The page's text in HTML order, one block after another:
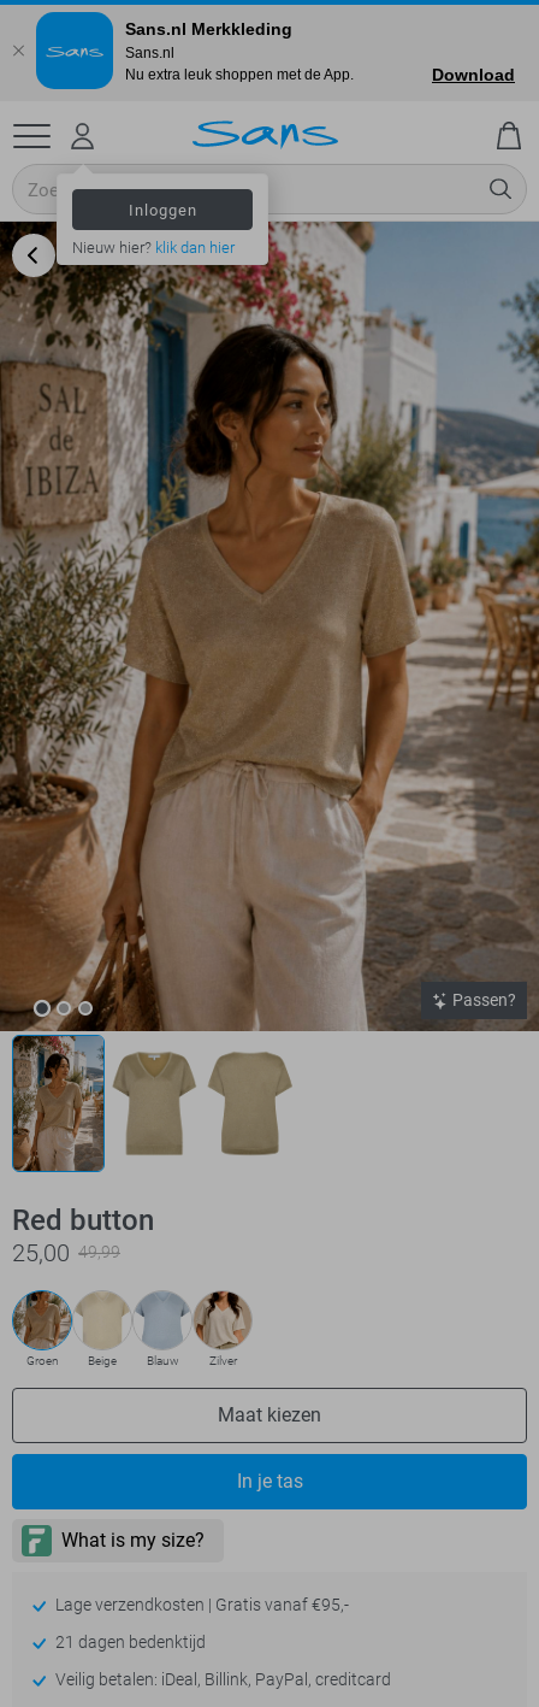
Inloggen
Nieuw hier? klik dan hier
Passen?
Red button
25,00 49,99
Groen Beige Blauw Zilver
Maat kiezen
In je tas
Lage verzendkosten | Gratis vanaf €95,-
21 dagen bedenktijd
Veilig betalen: iDeal, Billink, PayPal, creditcard
Sans.nl Merkkleding
Sans.nl
Nu extra leuk shoppen met de App.
Download